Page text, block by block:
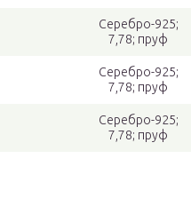
Серебро-925;
7,78; пруф
Серебро-925;
7,78; пруф
Серебро-925;
7,78; пруф